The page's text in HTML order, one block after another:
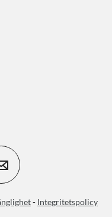
- Integritetspolicy